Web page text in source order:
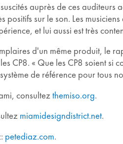
auprès de ces
sur le son. Les
et lui aussi est très
d'un même produit,
CP8. « Que les CP8 soient si
de référence pour tous
consultezthemiso.org.
miamidesigndistrict.net.
petediaz.com.